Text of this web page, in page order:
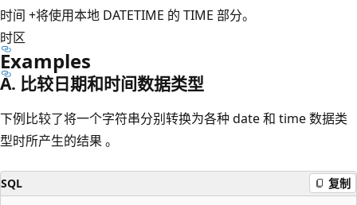
时间 +
时区
将使用本地 DATETIME 的 TIME 部分。
Examples
A. 比较日期和时间数据类型
下例比较了将一个字符串分别转换为各种 date 和 time 数据类
型时所产生的结果 。
SQL 复制